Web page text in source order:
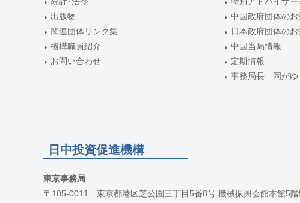
出版物
関連団体リンク集
機構職員紹介
お問い合わせ
中国政府団体の
日本政府団体の
中国当局情報
定期情報
事務局長 岡がゆ
日中投資促進機構
東京事務局
〒105-0011 東京都港区芝公園三丁目5番8号 機械振興会館本館5階